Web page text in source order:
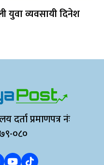
युवा व्यवसायी दिनेश
दर्ता प्रमाणपत्र नंः
०८०